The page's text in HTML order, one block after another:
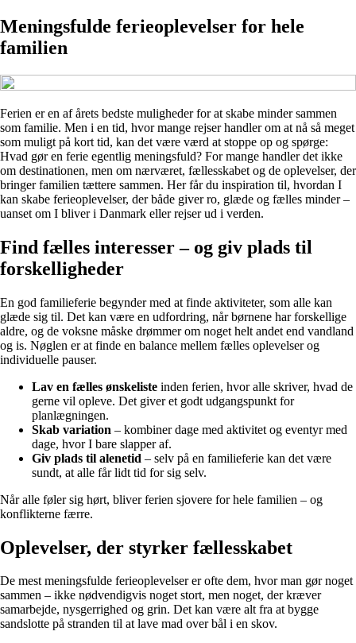
Meningsfulde ferieoplevelser for hele
familien
Ferien er en af årets bedste muligheder for at skabe minder sammen
som familie. Men i en tid, hvor mange rejser handler om at nå så meget
som muligt på kort tid, kan det være værd at stoppe op og spørge:
Hvad gør en ferie egentlig meningsfuld? For mange handler det ikke
om destinationen, men om nærværet, fællesskabet og de oplevelser, der
bringer familien tættere sammen. Her får du inspiration til, hvordan I
kan skabe ferieoplevelser, der både giver ro, glæde og fælles minder –
uanset om I bliver i Danmark eller rejser ud i verden.
Find fælles interesser – og giv plads til
forskelligheder
En god familieferie begynder med at finde aktiviteter, som alle kan
glæde sig til. Det kan være en udfordring, når børnene har forskellige
aldre, og de voksne måske drømmer om noget helt andet end vandland
og is. Nøglen er at finde en balance mellem fælles oplevelser og
individuelle pauser.
Lav en fælles ønskeliste inden ferien, hvor alle skriver, hvad de
gerne vil opleve. Det giver et godt udgangspunkt for
planlægningen.
Skab variation – kombiner dage med aktivitet og eventyr med
dage, hvor I bare slapper af.
Giv plads til alenetid – selv på en familieferie kan det være
sundt, at alle får lidt tid for sig selv.
Når alle føler sig hørt, bliver ferien sjovere for hele familien – og
konflikterne færre.
Oplevelser, der styrker fællesskabet
De mest meningsfulde ferieoplevelser er ofte dem, hvor man gør noget
sammen – ikke nødvendigvis noget stort, men noget, der kræver
samarbejde, nysgerrighed og grin. Det kan være alt fra at bygge
sandslotte på stranden til at lave mad over bål i en skov.